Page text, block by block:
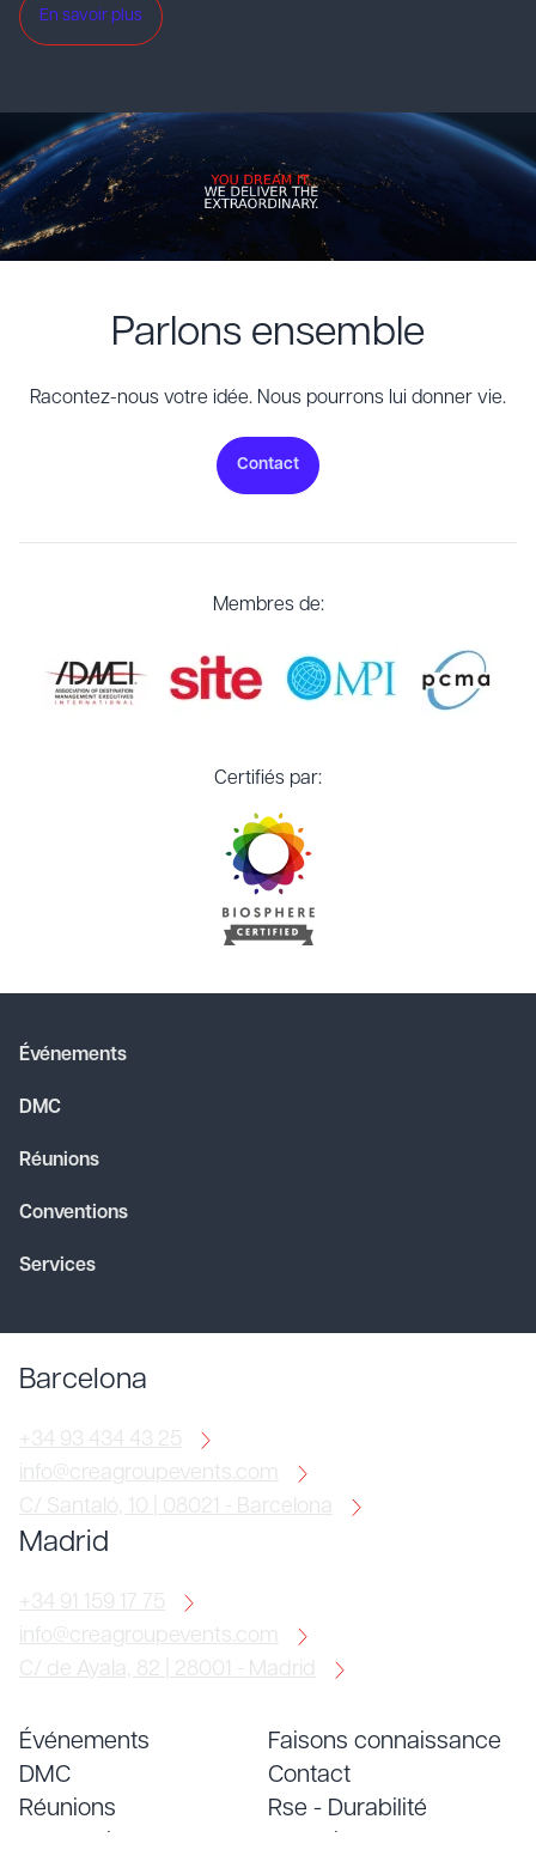
En savoir plus
Parlons ensemble
Racontez-nous votre idée. Nous pourrons lui donner vie.
Contact
Membres de:
Certifiés par:
Événements
DMC
Réunions
Conventions
Services
Barcelona
+34 93 434 43 25
info@creagroupevents.com
C/ Santaló, 10 | 08021 - Barcelona
Madrid
+34 91 159 17 75
info@creagroupevents.com
C/ de Ayala, 82 | 28001 - Madrid
Événements
DMC
Réunions
Faisons connaissance
Contact
Rse - Durabilité